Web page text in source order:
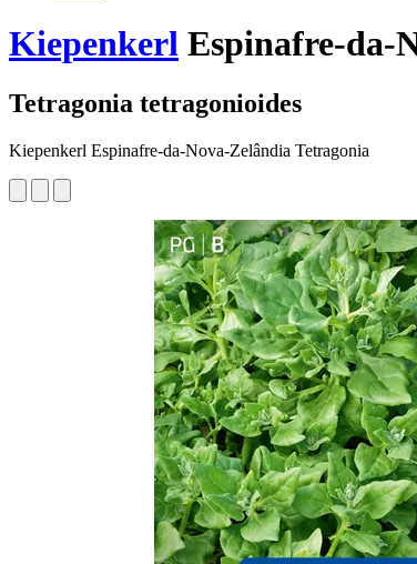
Kiepenkerl Espinafre-da-
Tetragonia tetragonioides
Kiepenkerl Espinafre-da-Nova-Zelândia Tetragonia